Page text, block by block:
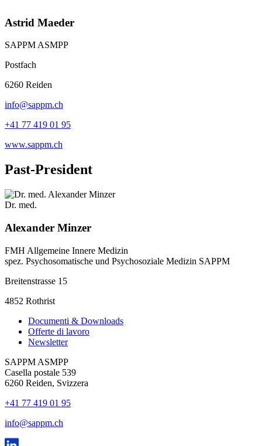
Astrid Maeder
SAPPM ASMPP
Postfach
6260 Reiden
info@sappm.ch
+41 77 419 01 95
www.sappm.ch
Past-President
Dr. med.
Alexander Minzer
FMH Allgemeine Innere Medizin
spez. Psychosomatische und Psychosoziale Medizin SAPPM
Breitenstrasse 15
4852 Rothrist
Documenti & Downloads
Offerte di lavoro
Newsletter
SAPPM ASMPP
Casella postale 539
6260 Reiden, Svizzera
+41 77 419 01 95
info@sappm.ch